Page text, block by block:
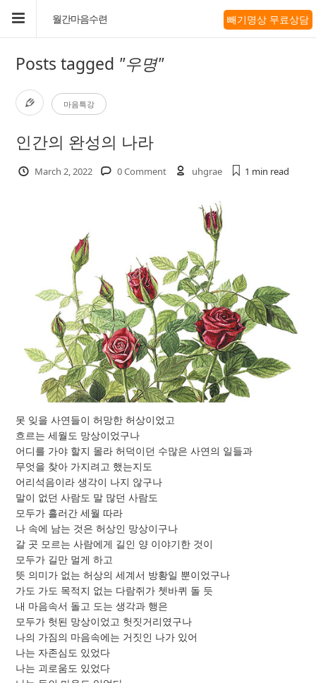
월간마음수련 빼기명상 무료상담
Posts tagged "우명"
마음특강
인간의 완성의 나라
March 2, 2022 0 Comment uhgrae 1 min read
못 잊을 사연들이 허망한 허상이었고
흐르는 세월도 망상이었구나
어디를 가야 할지 몰라 허덕이던 수많은 사연의 일들과
무엇을 찾아 가지려고 했는지도
어리석음이라 생각이 나지 않구나
말이 없던 사람도 말 많던 사람도
모두가 흘러간 세월 따라
나 속에 남는 것은 허상인 망상이구나
갈 곳 모르는 사람에게 길인 양 이야기한 것이
모두가 길만 멀게 하고
뜻 의미가 없는 허상의 세계서 방황일 뿐이었구나
가도 가도 목적지 없는 다람쥐가 쳇바퀴 돌 듯
내 마음속서 돌고 도는 생각과 행은
모두가 헛된 망상이었고 헛짓거리였구나
나의 가짐의 마음속에는 거짓인 나가 있어
나는 자존심도 있었다
나는 괴로움도 있었다